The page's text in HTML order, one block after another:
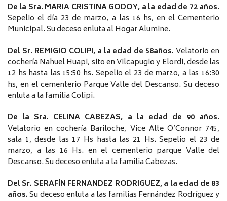
De la Sra. MARIA CRISTINA GODOY, a la edad de 72 años.
Sepelio el día 23 de marzo, a las 16 hs, en el Cementerio
Municipal. Su deceso enluta al Hogar Alumine.
Del Sr. REMIGIO COLIPI, a la edad de 58años.Velatorio en
cochería Nahuel Huapi, sito en Vilcapugio y Elordi, desde las
12 hs hasta las 15:50 hs. Sepelio el 23 de marzo, a las 16:30
hs, en el cementerio Parque Valle del Descanso. Su deceso
enluta a la familia Colipi.
De la Sra. CELINA CABEZAS, a la edad de 90 años.
Velatorio en cochería Bariloche, Vice Alte O’Connor 745,
sala 1, desde las 17 Hs hasta las 21 Hs. Sepelio el 23 de
marzo, a las 16 Hs. en el cementerio parque Valle del
Descanso. Su deceso enluta a la familia Cabezas.
Del Sr. SERAFÍN FERNANDEZ RODRIGUEZ, a la edad de 83
años.Su deceso enluta a las familias Fernández Rodríguez y